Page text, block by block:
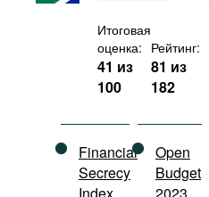
Подкасты
Книжная полка
Итоговая
оценка:
41 из
100
Рейтинг:
81 из
182
Financial
Secrecy
Open
Budget